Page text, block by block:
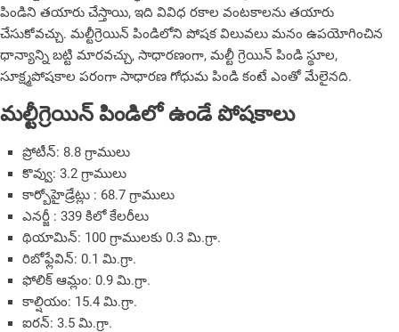
పిండిని తయారు చేస్తాయి, ఇది వివిధ రకాల వంటకాలను తయారు
చేసుకోవచ్చు. మల్టీగ్రెయిన్ పిండిలోని పోషక విలువలు మనం ఉపయోగించిన
ధాన్యాన్ని బట్టి మారవచ్చు, సాధారణంగా, మల్టీ గ్రెయిన్ పిండి స్థూల,
సూక్ష్మపోషకాల పరంగా సాధారణ గోధుమ పిండి కంటే ఎంతో మేలైనది.
మల్టీగ్రెయిన్ పిండిలో ఉండే పోషకాలు
ప్రోటీన్: 8.8 గ్రాములు
కొవ్వు: 3.2 గ్రాములు
కార్బోహైడ్రేట్లు : 68.7 గ్రాములు
ఎనర్జీ : 339 కిలో కేలరీలు
థియామిన్: 100 గ్రాములకు 0.3 మి.గ్రా.
రిబోఫ్లేవిన్: 0.1 మి.గ్రా.
ఫోలిక్ ఆమ్లం: 0.9 మి.గ్రా.
కాల్షియం: 15.4 మి.గ్రా.
ఐరన్: 3.5 మి.గ్రా.